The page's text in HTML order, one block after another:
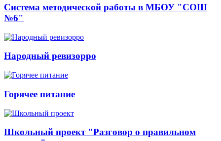
Система методической работы в МБОУ "СОШ
№6"
Народный ревизорро
Горячее питание
Школьный проект "Разговор о правильном